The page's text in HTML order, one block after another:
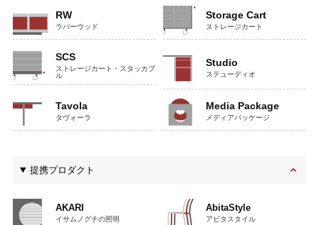
RW
ラバーウッド
Storage Cart
ストレージカート
SCS
ストレージカート・スタッカブ
ル
Studio
ステューディオ
Tavola
タヴォーラ
Media Package
メディアパッケージ
提携プロダクト
AKARI
イサムノグチの照明
AbitaStyle
アビタスタイル